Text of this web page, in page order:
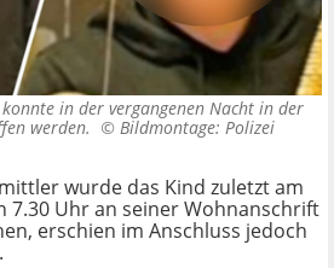
in der vergangenen Nacht in der
werden. © Bildmontage: Polizei
wurde das Kind zuletzt am
7.30 Uhr an seiner Wohnanschrift
erschien im Anschluss jedoch